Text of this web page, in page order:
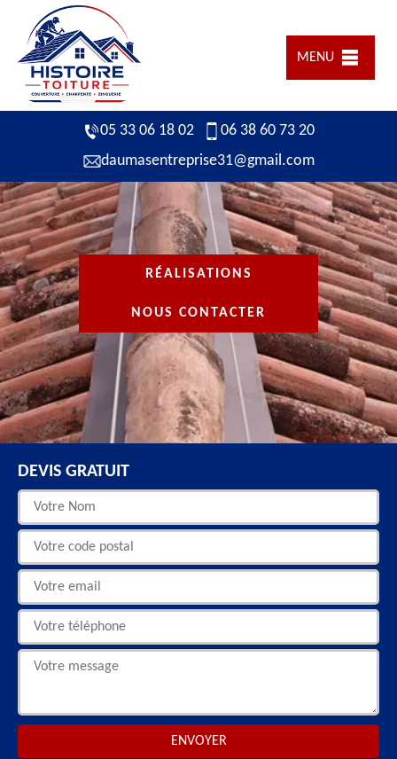
MENU
05 33 06 18 02
06 38 60 73 20
daumasentreprise31@gmail.com
RÉALISATIONS
NOUS CONTACTER
DEVIS GRATUIT